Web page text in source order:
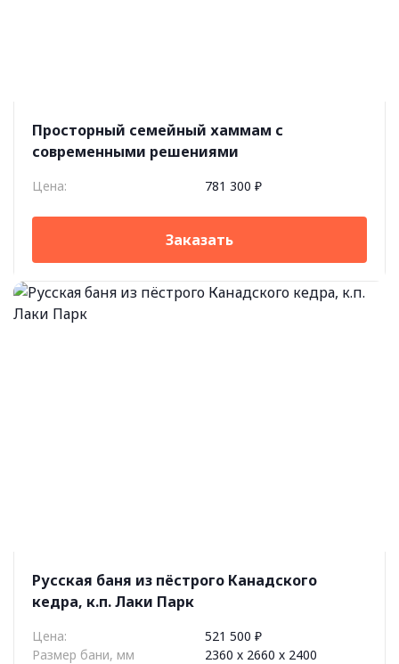
Просторный семейный хаммам с
современными решениями
Цена: 781 300 ₽
Заказать
Русская баня из пёстрого Канадского
кедра, к.п. Лаки Парк
Цена:
521 500 ₽
Размер бани, мм
2360 х 2660 х 2400